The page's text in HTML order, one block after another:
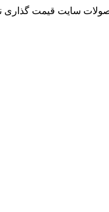
الکترونیک 66869746-021 و 09120958931 / بدلیل